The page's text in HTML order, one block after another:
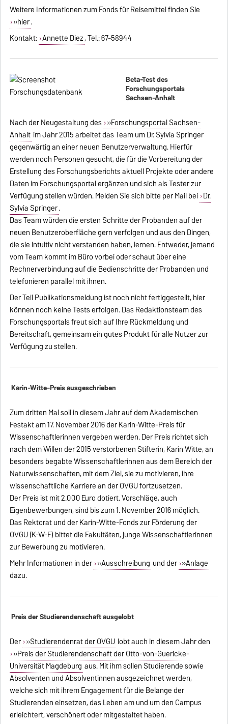
Weitere Informationen zum Fonds für Reisemittel finden Sie
»hier.
Kontakt: Annette Diez, Tel.: 67-58944
Beta-Test des
Forschungsportals
Sachsen-Anhalt
Nach der Neugestaltung des »Forschungsportal Sachsen-
Anhalt im Jahr 2015 arbeitet das Team um Dr. Sylvia Springer
gegenwärtig an einer neuen Benutzerverwaltung. Hierfür
werden noch Personen gesucht, die für die Vorbereitung der
Erstellung des Forschungsberichts aktuell Projekte oder andere
Daten im Forschungsportal ergänzen und sich als Tester zur
Verfügung stellen würden. Melden Sie sich bitte per Mail bei Dr.
Sylvia Springer.
Das Team würden die ersten Schritte der Probanden auf der
neuen Benutzeroberfläche gern verfolgen und aus den Dingen,
die sie intuitiv nicht verstanden haben, lernen. Entweder, jemand
vom Team kommt im Büro vorbei oder schaut über eine
Rechnerverbindung auf die Bedienschritte der Probanden und
telefonieren parallel mit ihnen.
Der Teil Publikationsmeldung ist noch nicht fertiggestellt, hier
können noch keine Tests erfolgen. Das Redaktionsteam des
Forschungsportals freut sich auf Ihre Rückmeldung und
Bereitschaft, gemeinsam ein gutes Produkt für alle Nutzer zur
Verfügung zu stellen.
Karin-Witte-Preis ausgeschrieben
Zum dritten Mal soll in diesem Jahr auf dem Akademischen
Festakt am 17. November 2016 der Karin-Witte-Preis für
Wissenschaftlerinnen vergeben werden. Der Preis richtet sich
nach dem Willen der 2015 verstorbenen Stifterin, Karin Witte, an
besonders begabte Wissenschaftlerinnen aus dem Bereich der
Naturwissenschaften, mit dem Ziel, sie zu motivieren, ihre
wissenschaftliche Karriere an der OVGU fortzusetzen.
Der Preis ist mit 2.000 Euro dotiert. Vorschläge, auch
Eigenbewerbungen, sind bis zum 1. November 2016 möglich.
Das Rektorat und der Karin-Witte-Fonds zur Förderung der
OVGU (K-W-F) bittet die Fakultäten, junge Wissenschaftlerinnen
zur Bewerbung zu motivieren.
Mehr Informationen in der »Ausschreibung und der »Anlage
dazu.
Preis der Studierendenschaft ausgelobt
Der »Studierendenrat der OVGU lobt auch in diesem Jahr den
»Preis der Studierendenschaft der Otto-von-Guericke-
Universität Magdeburg aus. Mit ihm sollen Studierende sowie
Absolventen und Absolventinnen ausgezeichnet werden,
welche sich mit ihrem Engagement für die Belange der
Studierenden einsetzen, das Leben am und um den Campus
erleichtert, verschönert oder mitgestaltet haben.